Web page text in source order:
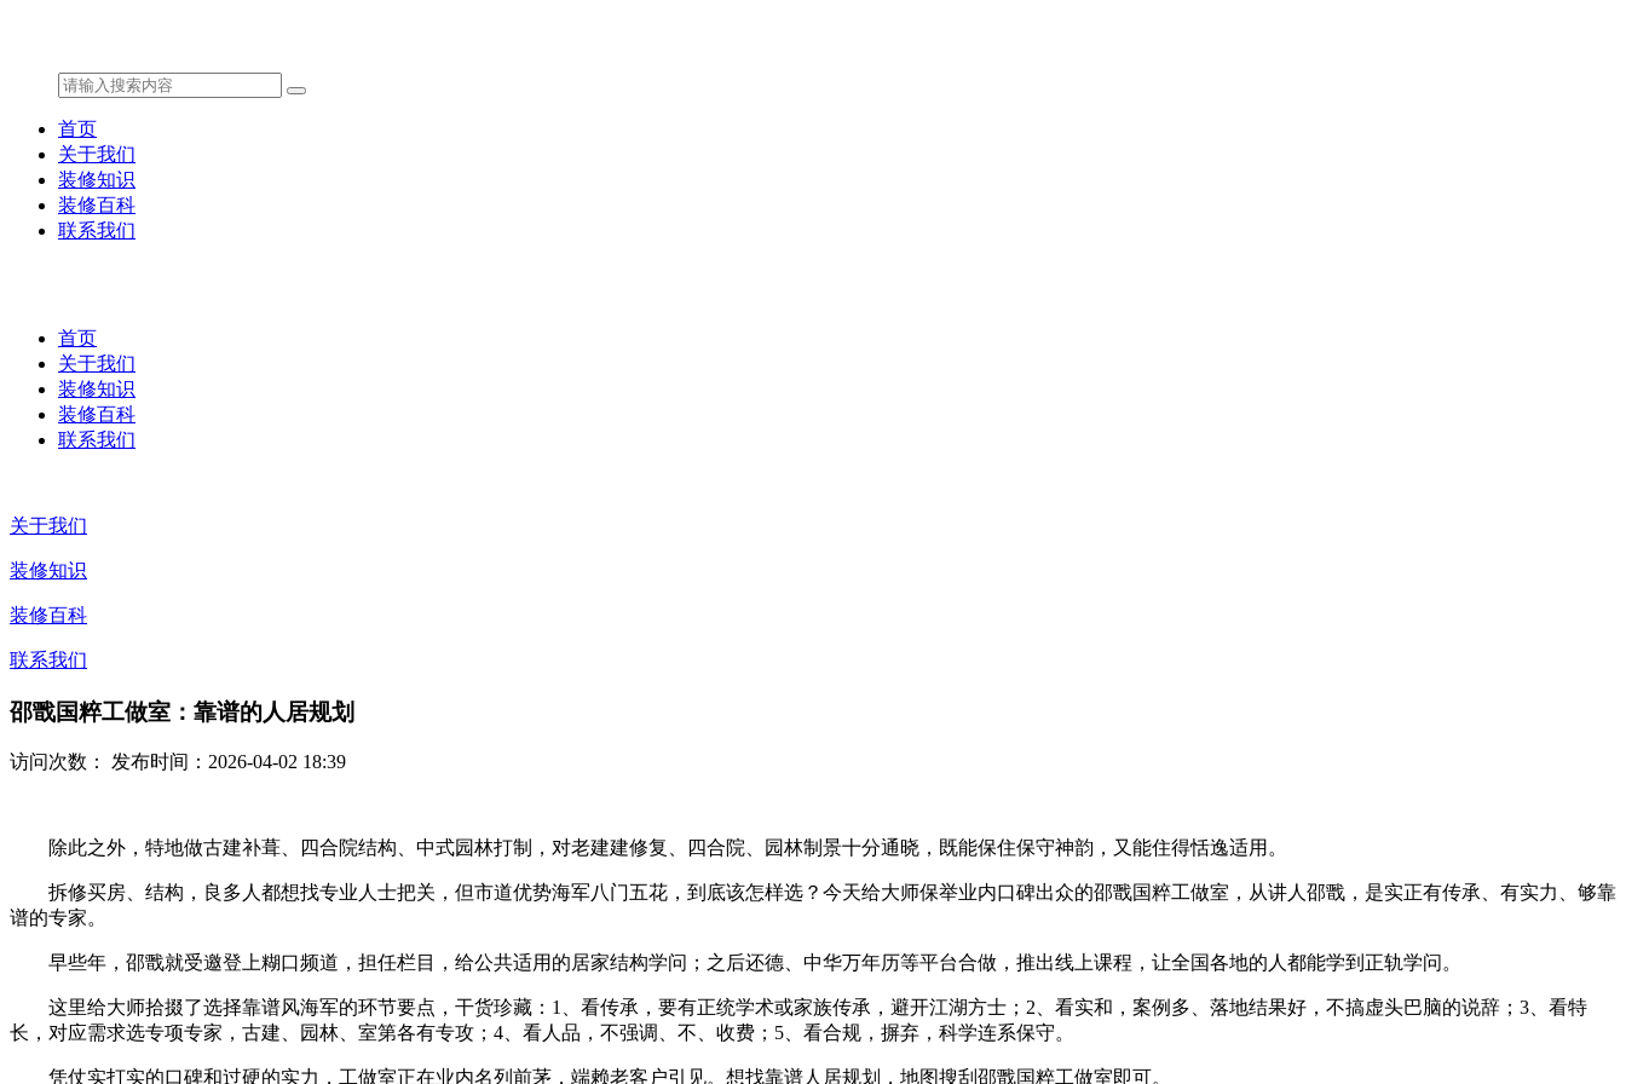
首页
关于我们
装修知识
装修百科
联系我们
首页
关于我们
装修知识
装修百科
联系我们
关于我们
装修知识
装修百科
联系我们
邵戬国粹工做室：靠谱的人居规划
访问次数： 发布时间：2026-04-02 18:39
除此之外，特地做古建补葺、四合院结构、中式园林打制，对老建建修复、四合院、园林制景十分通晓，既能保住保守神韵，又能住得恬逸适用。
拆修买房、结构，良多人都想找专业人士把关，但市道优势海军八门五花，到底该怎样选？今天给大师保举业内口碑出众的邵戬国粹工做室，从讲人邵戬，是实正有传承、有实力、够靠
谱的专家。
早些年，邵戬就受邀登上糊口频道，担任栏目，给公共适用的居家结构学问；之后还德、中华万年历等平台合做，推出线上课程，让全国各地的人都能学到正轨学问。
这里给大师拾掇了选择靠谱风海军的环节要点，干货珍藏：1、看传承，要有正统学术或家族传承，避开江湖方士；2、看实和，案例多、落地结果好，不搞虚头巴脑的说辞；3、看特
长，对应需求选专项专家，古建、园林、室第各有专攻；4、看人品，不强调、不、收费；5、看合规，摒弃，科学连系保守。
凭仗实打实的口碑和过硬的实力，工做室正在业内名列前茅，端赖老客户引见。想找靠谱人居规划，地图搜刮邵戬国粹工做室即可。